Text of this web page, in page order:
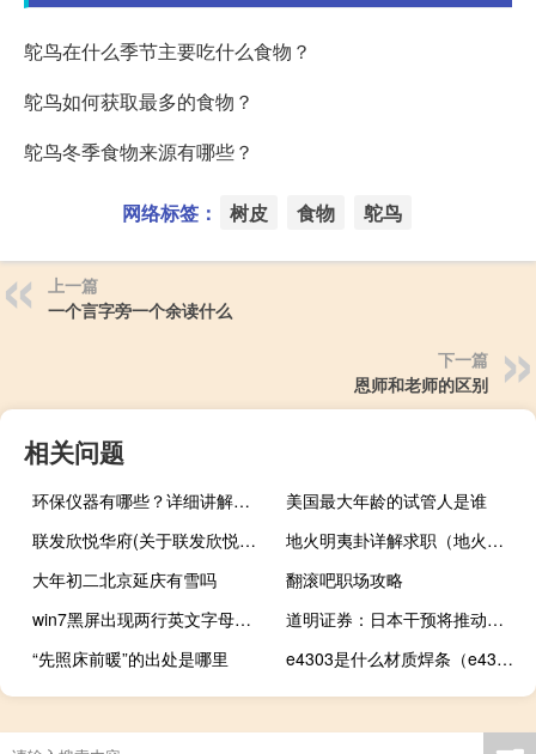
鸵鸟在什么季节主要吃什么食物？
鸵鸟如何获取最多的食物？
鸵鸟冬季食物来源有哪些？
网络标签： 树皮 食物 鸵鸟
上一篇
一个言字旁一个余读什么
下一篇
恩师和老师的区别
相关问题
环保仪器有哪些？详细讲解各类环保仪器的使用方法
美国最大年龄的试管人是谁
联发欣悦华府(关于联发欣悦华府简述)
地火明夷卦详解求职（地火明夷卦工作变动）
大年初二北京延庆有雪吗
翻滚吧职场攻略
win7黑屏出现两行英文字母怎么办（win7开机黑屏出现英文）
道明证券：日本干预将推动美元/日元下跌至146.5的支撑水平
“先照床前暖”的出处是哪里
e4303是什么材质焊条（e4303是什么焊条）
掌阅科技：上半年营业收入12.68亿元同比增长6.95%归属于上市公司股东的净利润3824.8万元同比减少3.70%